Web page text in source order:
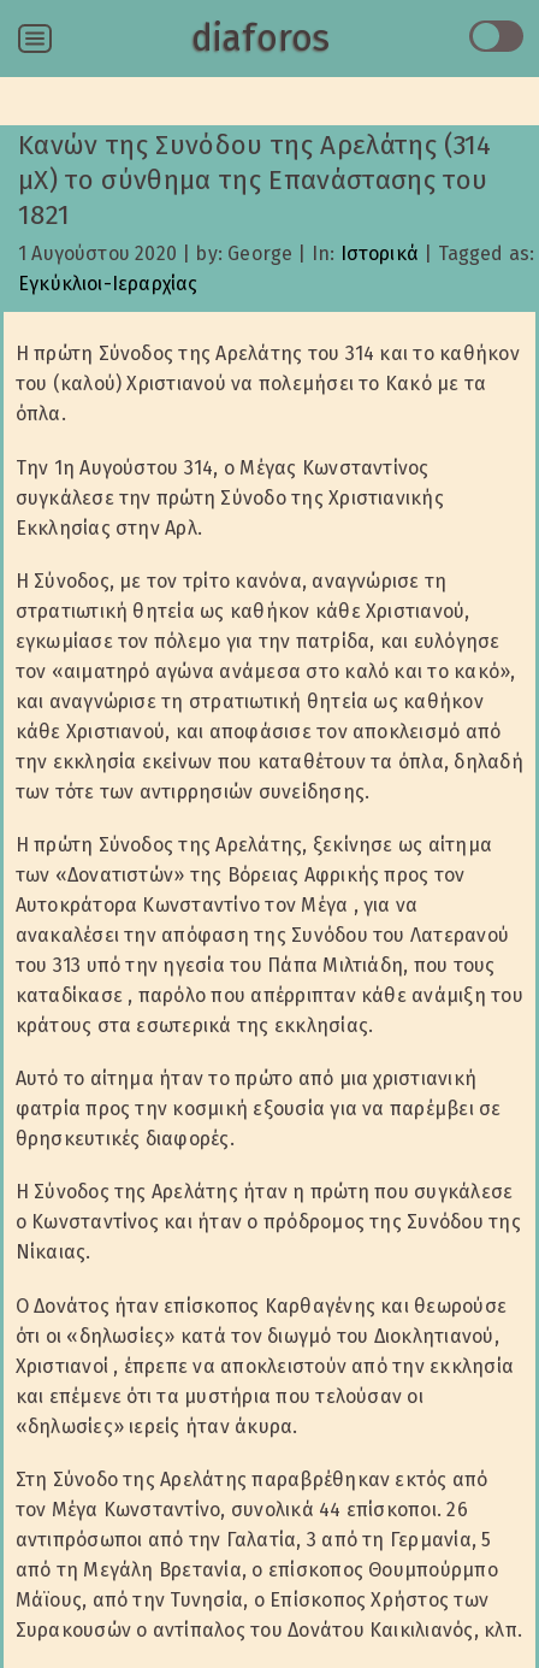
Menu diaforos
Κανών της Συνόδου της Αρελάτης (314
μΧ) το σύνθημα της Επανάστασης του
1821
1 Αυγούστου 2020 by: George In: Ιστορικά
Tagged as:
Εγκύκλιοι-Ιεραρχίας
Η πρώτη Σύνοδος της Αρελάτης του 314 και το καθήκον
του (καλού) Χριστιανού να πολεμήσει το Κακό με τα
όπλα.
Την 1η Αυγούστου 314, ο Μέγας Κωνσταντίνος
συγκάλεσε την πρώτη Σύνοδο της Χριστιανικής
Εκκλησίας στην Αρλ.
H Σύνοδος, με τον τρίτο κανόνα, αναγνώρισε τη
στρατιωτική θητεία ως καθήκον κάθε Χριστιανού,
εγκωμίασε τον πόλεμο για την πατρίδα, και ευλόγησε
τον «αιματηρό αγώνα ανάμεσα στο καλό και το κακό»,
και αναγνώρισε τη στρατιωτική θητεία ως καθήκον
κάθε Χριστιανού, και αποφάσισε τον αποκλεισμό από
την εκκλησία εκείνων που καταθέτουν τα όπλα, δηλαδή
των τότε των αντιρρησιών συνείδησης.
Η πρώτη Σύνοδος της Αρελάτης, ξεκίνησε ως αίτημα
των «Δονατιστών» της Βόρειας Αφρικής προς τον
Αυτοκράτορα Κωνσταντίνο τον Μέγα , για να
ανακαλέσει την απόφαση της Συνόδου του Λατερανού
του 313 υπό την ηγεσία του Πάπα Μιλτιάδη, που τους
καταδίκασε , παρόλο που απέρριπταν κάθε ανάμιξη του
κράτους στα εσωτερικά της εκκλησίας.
Αυτό το αίτημα ήταν το πρώτο από μια χριστιανική
φατρία προς την κοσμική εξουσία για να παρέμβει σε
θρησκευτικές διαφορές.
Η Σύνοδος της Αρελάτης ήταν η πρώτη που συγκάλεσε
ο Κωνσταντίνος και ήταν ο πρόδρομος της Συνόδου της
Νίκαιας.
Ο Δονάτος ήταν επίσκοπος Καρθαγένης και θεωρούσε
ότι οι «δηλωσίες» κατά τον διωγμό του Διοκλητιανού,
Χριστιανοί , έπρεπε να αποκλειστούν από την εκκλησία
και επέμενε ότι τα μυστήρια που τελούσαν οι
«δηλωσίες» ιερείς ήταν άκυρα.
Στη Σύνοδο της Αρελάτης παραβρέθηκαν εκτός από
τον Μέγα Κωνσταντίνο, συνολικά 44 επίσκοποι. 26
αντιπρόσωποι από την Γαλατία, 3 από τη Γερμανία, 5
από τη Μεγάλη Βρετανία, ο επίσκοπος Θουμπούρμπο
Μάϊους, από την Τυνησία, ο Επίσκοπος Χρήστος των
Συρακουσών ο αντίπαλος του Δονάτου Καικιλιανός, κλπ.